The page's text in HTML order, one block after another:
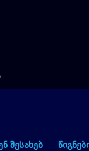
მორთან
შესახებ